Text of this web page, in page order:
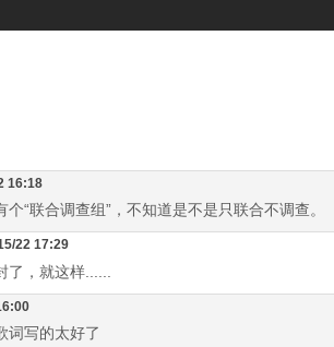
16:18
个“联合调查组”，不知道是不是只联合不调查。
22 17:29
了，就这样......
词写的太好了